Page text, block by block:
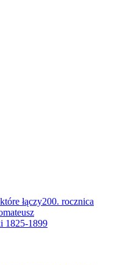
łączy200. rocznica
mateusz
1825-1899